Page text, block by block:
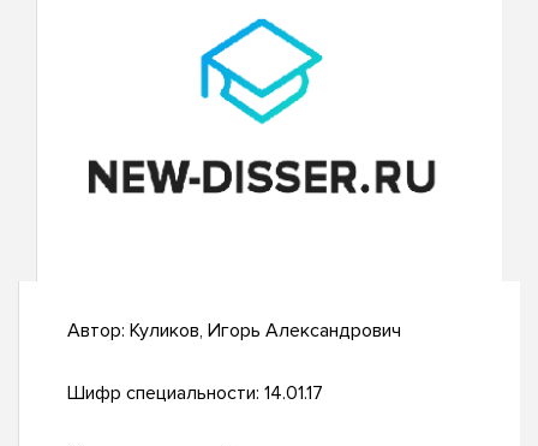
Автор: Куликов, Игорь Александрович
Шифр специальности: 14.01.17